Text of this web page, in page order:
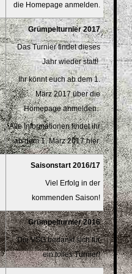
die Homepage anmelden.
Grümpelturnier 2017
Das Turnier findet dieses
Jahr wieder statt!
Ihr könnt euch ab dem 1.
März 2017 über die
Homepage anmelden.
Alle Informationen findet ihr
ab dem 1. März 2017 hier.
Saisonstart 2016/17
Viel Erfolg in der
kommenden Saison!
Grümpelturnier 2016
Die VSG bedankt sich für
ein tolles Turnier!